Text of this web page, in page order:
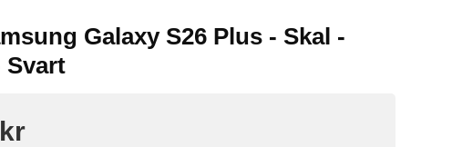
Galaxy S26 Plus - Skal -
Svart